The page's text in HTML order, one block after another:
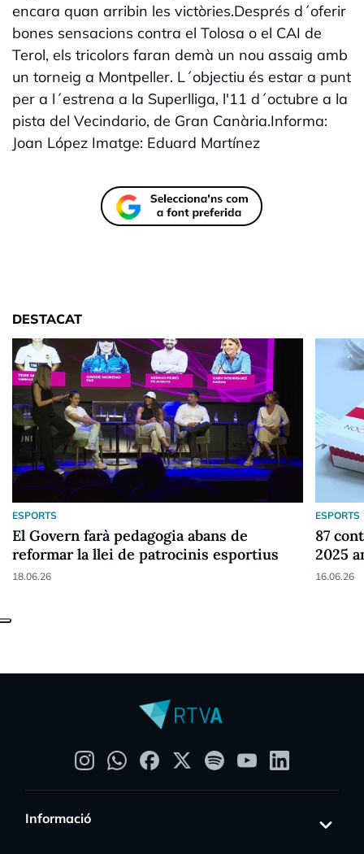
encara quan arribin les victòries.Després d´oferir
bones sensacions contra el Tolosa o el CAI de
Terol, els tricolors faran demà un nou assaig amb
un torneig a Montpeller. L´objectiu és estar a punt
per a l´estrena a la Superlliga, l'11 d´octubre a la
pista del Vecindario, de Gran Canària.Informa:
Joan López Imatge: Eduard Martínez
DESTACAT
ESPORTS
El Govern farà pedagogia abans de
reformar la llei de patrocinis esportius
18.06.26
ESPORTS
87
2025
16.06.26
Informació